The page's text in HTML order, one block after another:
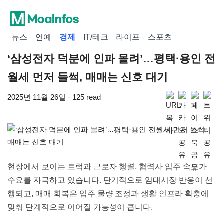
뉴스 연예 경제 IT/테크 라이프 스포츠
‘삼성전자 덕분에 인파 몰려’…평택·용인 전
월세 먼저 들썩, 매매는 신호 대기
2025년 11월 26일 · 125 read
현장에서 보이는 트럭과 근로자 행렬, 협력사 입주 속도가
수요를 자극하고 있습니다. 단기적으로 임대시장 반응이 선
행되고, 매매 회복은 입주 물량 조정과 생활 인프라 확충에
맞춰 단계적으로 이어질 가능성이 큽니다.